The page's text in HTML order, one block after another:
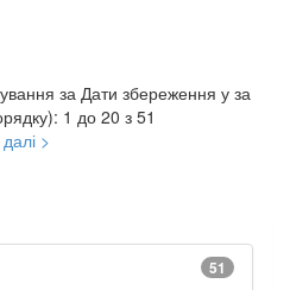
за Дати збереження у за
1 до 20 з 51
далі >
51